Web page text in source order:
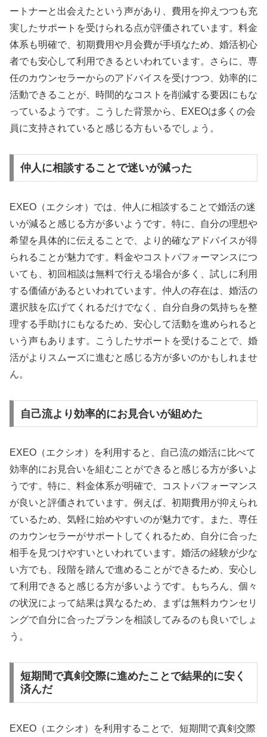
ートナーと出会えたという声があり、費用を抑えつつも充
実したサポートを受けられる点が評価されています。料金
体系も明確で、初期費用や月会費が手頃なため、婚活初心
者でも安心して利用できるといわれています。さらに、専
任のカウンセラーからのアドバイスを受けつつ、効率的に
活動できることが、時間的なコストを削減する要因にもな
っているようです。こうした背景から、EXEOは多くの会
員に支持されていると感じる方もいるでしょう。
仲人に相談することで迷いが減った
EXEO（エクシオ）では、仲人に相談することで婚活の迷
いが減ると感じる方が多いようです。特に、自分の理想や
希望を具体的に伝えることで、より的確なアドバイスが得
られることが魅力です。料金やコストパフォーマンスにつ
いても、初回相談は無料で行える場合が多く、試しに利用
する価値があるといわれています。仲人の存在は、婚活の
選択肢を広げてくれるだけでなく、自分自身の気持ちを整
理する手助けにもなるため、安心して活動を進められると
いう声もあります。こうしたサポートを受けることで、婚
活がよりスムーズに進むと感じる方が多いのかもしれませ
ん。
自己流より効率的にお見合いが組めた
EXEO（エクシオ）を利用すると、自己流の婚活に比べて
効率的にお見合いを組むことができると感じる方が多いよ
うです。特に、料金体系が明確で、コストパフォーマンス
が良いと評価されています。例えば、初期費用が抑えられ
ているため、気軽に始めやすいのが魅力です。また、専任
のカウンセラーがサポートしてくれるため、自分に合った
相手を見つけやすいといわれています。婚活の経験が少な
い方でも、段階を踏んで進めることができるため、安心し
て利用できると感じる方が多いようです。もちろん、個々
の状況によって結果は異なるため、まずは無料カウンセリ
ングで自分に合ったプランを相談してみるのも良いでしょ
う。
短期間で真剣交際に進めたことで結果的に安く
済んだ
EXEO（エクシオ）を利用することで、短期間で真剣交際